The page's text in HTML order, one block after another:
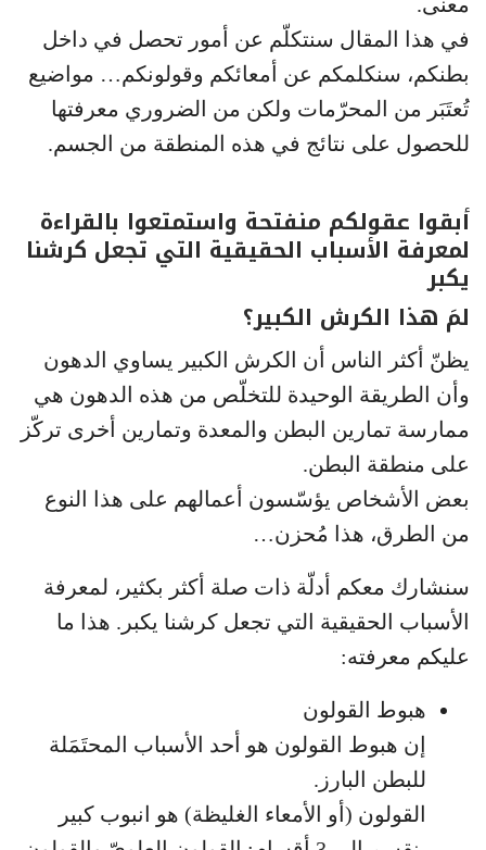
في هذا المقال سنتكلّم عن أمور تحصل في داخل
بطنكم، سنكلمكم عن أمعائكم وقولونكم… مواضيع
تُعتَبَر من المحرّمات ولكن من الضروري معرفتها
للحصول على نتائج في هذه المنطقة من الجسم.
أبقوا عقولكم منفتحة واستمتعوا بالقراءة
لمعرفة الأسباب الحقيقية التي تجعل كرشنا
يكبر
لمَ هذا الكرش الكبير؟
يظنّ أكثر الناس أن الكرش الكبير يساوي الدهون
وأن الطريقة الوحيدة للتخلّص من هذه الدهون هي
ممارسة تمارين البطن والمعدة وتمارين أخرى تركّز
على منطقة البطن.
بعض الأشخاص يؤسّسون أعمالهم على هذا النوع
من الطرق، هذا مُحزن…
سنشارك معكم أدلّة ذات صلة أكثر بكثير، لمعرفة
الأسباب الحقيقية التي تجعل كرشنا يكبر. هذا ما
عليكم معرفته:
هبوط القولون
إن هبوط القولون هو أحد الأسباب المحتَمَلة
للبطن البارز.
القولون (أو الأمعاء الغليظة) هو انبوب كبير